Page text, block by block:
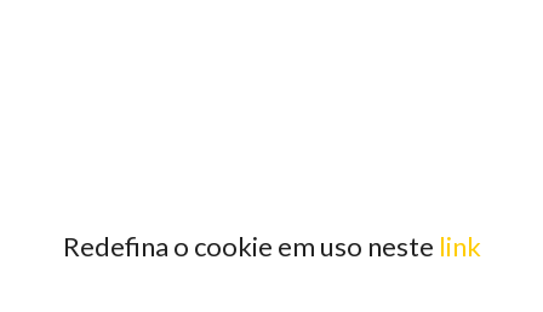
Redefina o cookie em uso neste link